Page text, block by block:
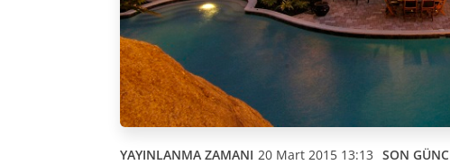
YAYINLANMA ZAMANI 20 Mart 2015 13:13 SON